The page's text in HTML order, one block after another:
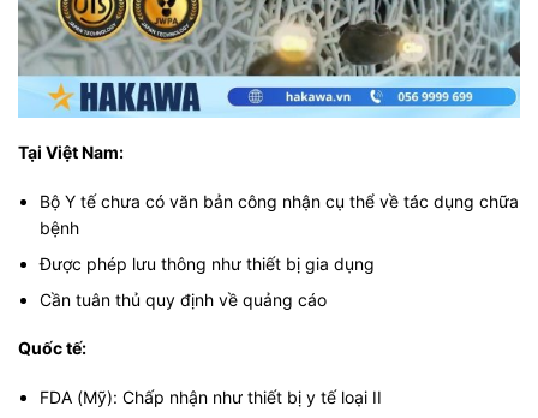
Tại Việt Nam:
Bộ Y tế chưa có văn bản công nhận cụ thể về tác dụng chữa
bệnh
Được phép lưu thông như thiết bị gia dụng
Cần tuân thủ quy định về quảng cáo
Quốc tế:
FDA (Mỹ): Chấp nhận như thiết bị y tế loại II